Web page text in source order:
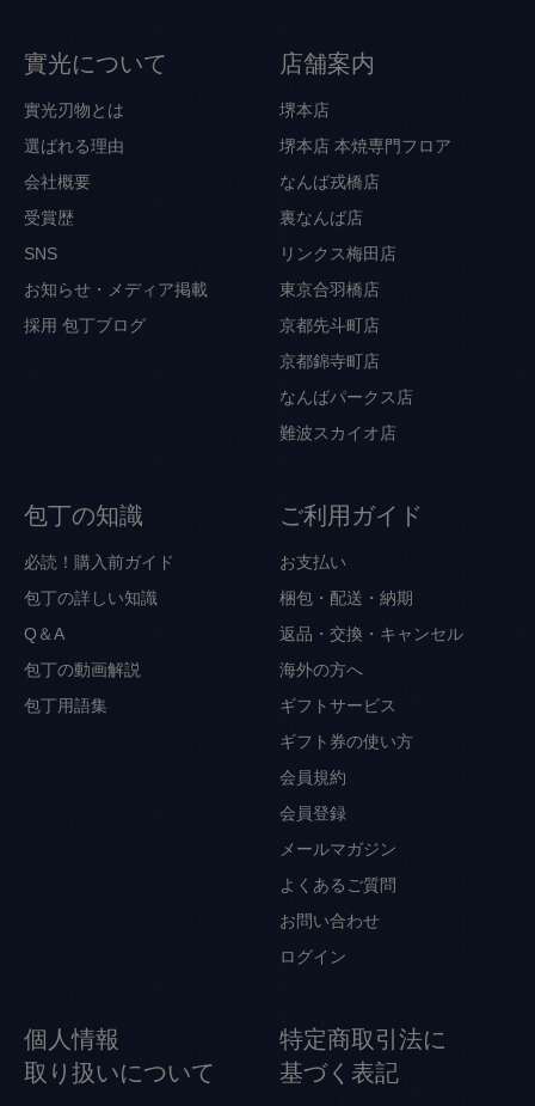
實光について
實光刃物とは
選ばれる理由
会社概要
受賞歴
SNS
お知らせ・メディア掲載
採用 包丁ブログ
店舗案内
堺本店
堺本店 本焼専門フロア
なんば戎橋店
裏なんば店
リンクス梅田店
東京合羽橋店
京都先斗町店
京都錦寺町店
なんばパークス店
難波スカイオ店
包丁の知識
必読！購入前ガイド
包丁の詳しい知識
Q＆A
包丁の動画解説
包丁用語集
ご利用ガイド
お支払い
梱包・配送・納期
返品・交換・キャンセル
海外の方へ
ギフトサービス
ギフト券の使い方
会員規約
会員登録
メールマガジン
よくあるご質問
お問い合わせ
ログイン
個人情報
取り扱いについて
特定商取引法に
基づく表記